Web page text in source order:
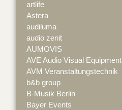
artlife
Astera
audiluma
audio zenit
AUMOVIS
AVE Audio Visual Equipment
AVM Veranstaltungstechnik
b&b group
B-Musik Berlin
Bayer Events